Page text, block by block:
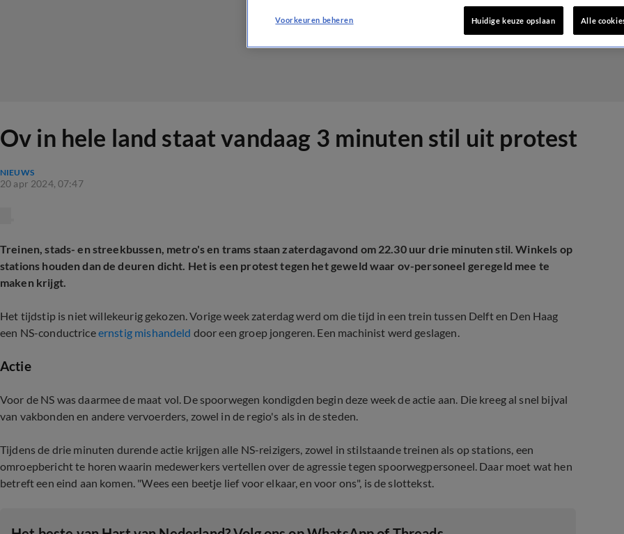
Ov in hele land staat vandaag 3 minuten stil uit protest
NIEUWS
20 apr 2024, 07:47
Treinen, stads- en streekbussen, metro's en trams staan zaterdagavond om 22.30 uur drie minuten stil. Winkels op
stations houden dan de deuren dicht. Het is een protest tegen het geweld waar ov-personeel geregeld mee te
maken krijgt.
Het tijdstip is niet willekeurig gekozen. Vorige week zaterdag werd om die tijd in een trein tussen Delft en Den Haag
een NS-conductriceernstig mishandeld door een groep jongeren. Een machinist werd geslagen.
Actie
Voor de NS was daarmee de maat vol. De spoorwegen kondigden begin deze week de actie aan. Die kreeg al snel bijval
van vakbonden en andere vervoerders, zowel in de regio's als in de steden.
Tijdens de drie minuten durende actie krijgen alle NS-reizigers, zowel in stilstaande treinen als op stations, een
omroepbericht te horen waarin medewerkers vertellen over de agressie tegen spoorwegpersoneel. Daar moet wat hen
betreft een eind aan komen. "Wees een beetje lief voor elkaar, en voor ons", is de slottekst.
Voorkeuren beheren Huidige keuze opslaan Alle